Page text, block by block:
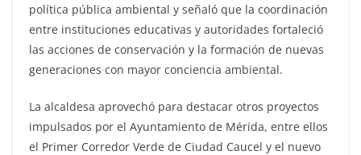
política pública ambiental y señaló que la coordinación
entre instituciones educativas y autoridades fortaleció
las acciones de conservación y la formación de nuevas
generaciones con mayor conciencia ambiental.
La alcaldesa aprovechó para destacar otros proyectos
impulsados por el Ayuntamiento de Mérida, entre ellos
el Primer Corredor Verde de Ciudad Caucel y el nuevo